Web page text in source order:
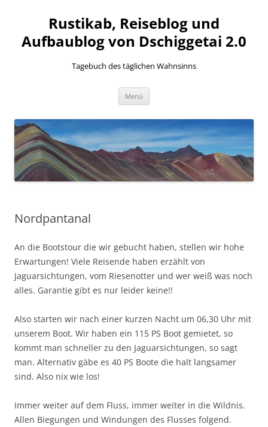
Rustikab, Reiseblog und
Aufbaublog von Dschiggetai 2.0
Tagebuch des täglichen Wahnsinns
Menü
Nordpantanal
An die Bootstour die wir gebucht haben, stellen wir hohe
Erwartungen! Viele Reisende haben erzählt von
Jaguarsichtungen, vom Riesenotter und wer weiß was noch
alles. Garantie gibt es nur leider keine!!
Also starten wir nach einer kurzen Nacht um 06,30 Uhr mit
unserem Boot. Wir haben ein 115 PS Boot gemietet, so
kommt man schneller zu den Jaguarsichtungen, so sagt
man. Alternativ gäbe es 40 PS Boote die halt langsamer
sind. Also nix wie los!
Immer weiter auf dem Fluss, immer weiter in die Wildnis.
Allen Biegungen und Windungen des Flusses folgend.